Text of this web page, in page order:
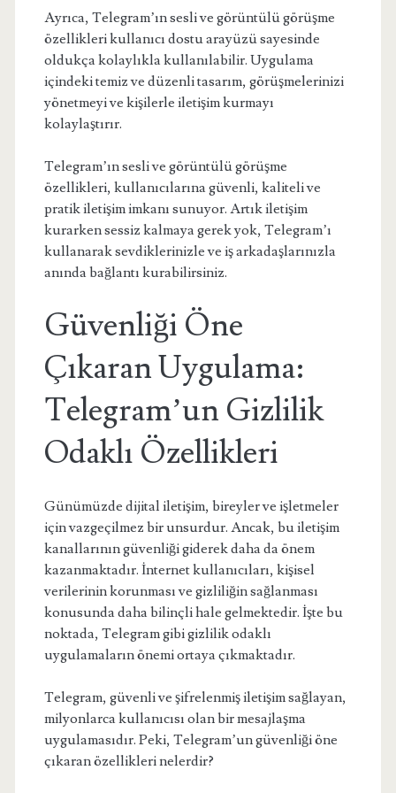
Ayrıca, Telegram’ın sesli ve görüntülü görüşme
özellikleri kullanıcı dostu arayüzü sayesinde
oldukça kolaylıkla kullanılabilir. Uygulama
içindeki temiz ve düzenli tasarım, görüşmelerinizi
yönetmeyi ve kişilerle iletişim kurmayı
kolaylaştırır.
Telegram’ın sesli ve görüntülü görüşme
özellikleri, kullanıcılarına güvenli, kaliteli ve
pratik iletişim imkanı sunuyor. Artık iletişim
kurarken sessiz kalmaya gerek yok, Telegram’ı
kullanarak sevdiklerinizle ve iş arkadaşlarınızla
anında bağlantı kurabilirsiniz.
Güvenliği Öne
Çıkaran Uygulama:
Telegram’un Gizlilik
Odaklı Özellikleri
Günümüzde dijital iletişim, bireyler ve işletmeler
için vazgeçilmez bir unsurdur. Ancak, bu iletişim
kanallarının güvenliği giderek daha da önem
kazanmaktadır. İnternet kullanıcıları, kişisel
verilerinin korunması ve gizliliğin sağlanması
konusunda daha bilinçli hale gelmektedir. İşte bu
noktada, Telegram gibi gizlilik odaklı
uygulamaların önemi ortaya çıkmaktadır.
Telegram, güvenli ve şifrelenmiş iletişim sağlayan,
milyonlarca kullanıcısı olan bir mesajlaşma
uygulamasıdır. Peki, Telegram’un güvenliği öne
çıkaran özellikleri nelerdir?